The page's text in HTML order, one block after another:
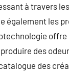
à travers
également les
offre
des
des